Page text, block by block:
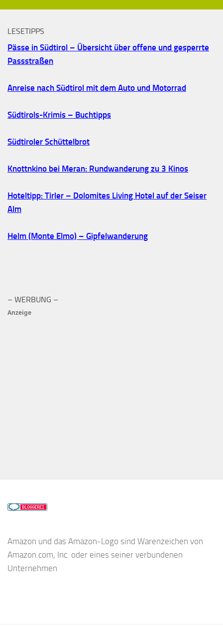
LESETIPPS
Pässe in Südtirol – Übersicht über offene und gesperrte
Passstraßen
Anreise nach Südtirol mit dem Auto und Motorrad
Südtirols-Krimis – Buchtipps
Südtiroler Schüttelbrot
Knottnkino bei Meran: Rundwanderung zu 3 Kinos
Hoteltipp: Tirler – Dolomites Living Hotel auf der Seiser
Alm
Helm (Monte Elmo) – Gipfelwanderung
– WERBUNG –
Anzeige
Amazon und das Amazon-Logo sind Warenzeichen von
Amazon.com, Inc. oder eines seiner verbundenen
Unternehmen